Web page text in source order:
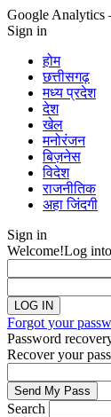
Google Analytics
Sign in
होम
छत्तीसगढ़
मध्य प्रदेश
देश
खेल
मनोरंजन
बिज़नेस
विदेश
राजनीतिक
अहा जिंदगी
Sign in
Welcome!Log
Forgot your
Password
Recover your
Search